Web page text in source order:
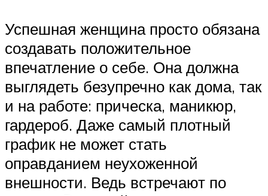
Успешная женщина просто обязана
создавать положительное
впечатление о себе. Она должна
выглядеть безупречно как дома, так
и на работе: прическа, маникюр,
гардероб. Даже самый плотный
график не может стать
оправданием неухоженной
внешности. Ведь встречают по